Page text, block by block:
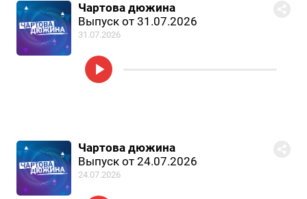
Чартова дюжина
Выпуск от 31.07.2026
31.07.2026
Чартова дюжина
Выпуск от 24.07.2026
24.07.2026